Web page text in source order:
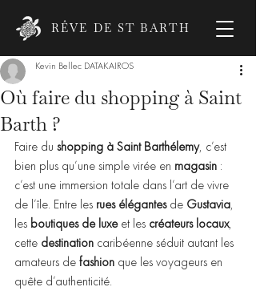
RÊVE DE ST BARTH
Où faire du shopping à Saint
Barth ?
Kevin Bellec DATAKAIROS
Faire du shopping à Saint Barthélemy, c’est
bien plus qu’une simple virée en magasin :
c’est une immersion totale dans l’art de vivre
de l’île. Entre les rues élégantes de Gustavia,
les boutiques de luxe et les créateurs locaux,
cette destination caribéenne séduit autant les
amateurs de fashion que les voyageurs en
quête d’authenticité.